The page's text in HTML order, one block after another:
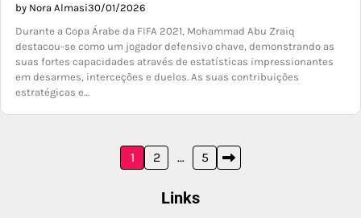
by Nora Almasi30/01/2026
Durante a Copa Árabe da FIFA 2021, Mohammad Abu Zraiq
destacou-se como um jogador defensivo chave, demonstrando as
suas fortes capacidades através de estatísticas impressionantes
em desarmes, interceções e duelos. As suas contribuições
estratégicas e…
1 2 … 5
Links